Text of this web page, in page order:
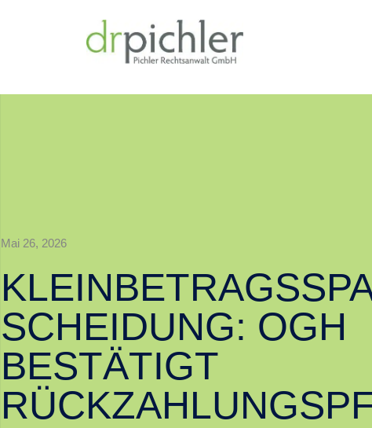
Mai 26, 2026
SCHEIDUNG: OGH
BESTÄTIGT